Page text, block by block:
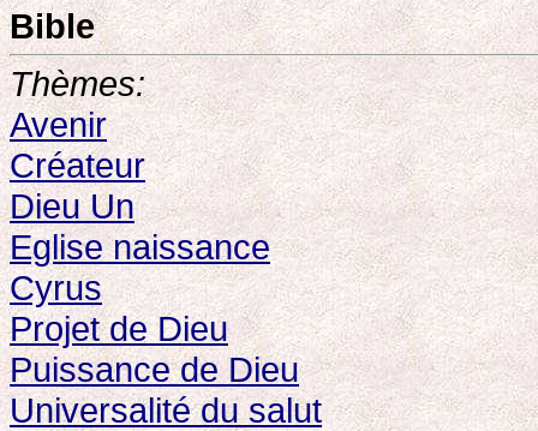
Bible
Thèmes:
Avenir
Créateur
Dieu Un
Eglise naissance
Cyrus
Projet de Dieu
Puissance de Dieu
Universalité du salut